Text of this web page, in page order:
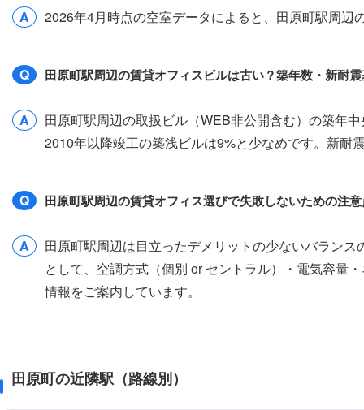
A 2026年4月時点の空室データによると、田原町駅周
Q 田原町駅周辺の賃貸オフィスビルは古い？築年数・新耐
A
田原町駅周辺の取扱ビル（WEB非公開含む）の築年
2010年以降竣工の築浅ビルは9%と少なめです。新耐
Q 田原町駅周辺の賃貸オフィス選びで失敗しないための注
A
田原町駅周辺は目立ったデメリットの少ないバラン
として、空調方式（個別 or セントラル）・電気容量
情報をご案内しています。
田原町の近隣駅（路線別）